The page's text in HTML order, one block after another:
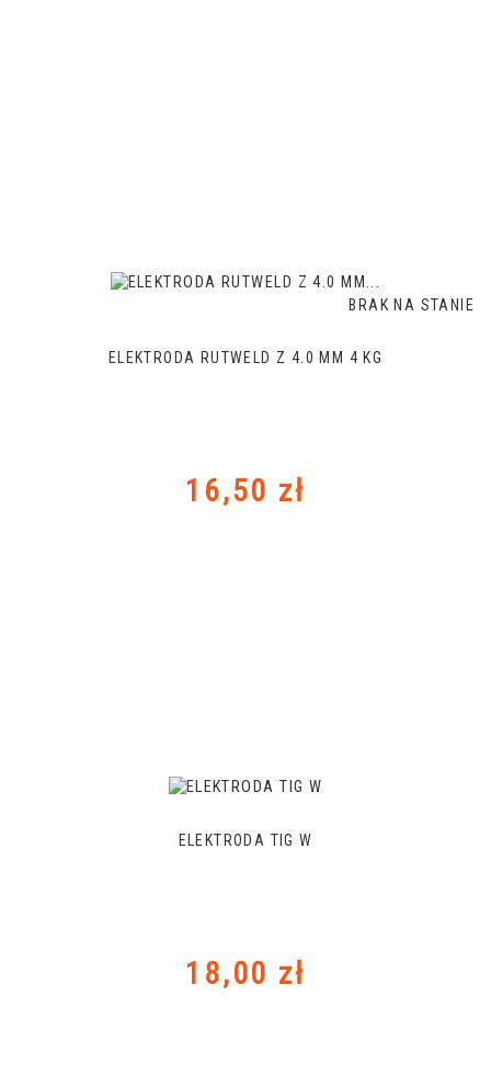
BRAK NA STANIE
ELEKTRODA RUTWELD Z 4.0 MM 4 KG
Cena
16,50 zł
ELEKTRODA TIG W
Cena
18,00 zł